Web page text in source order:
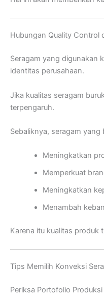
Hubungan Quality Control
Seragam yang digunakan
identitas perusahaan.
Jika kualitas seragam
terpengaruh.
Sebaliknya, seragam yang
Meningkatkan
Memperkuat
Meningkatkan
Menambah
Karena itu kualitas produk
Tips Memilih Konveksi
Periksa Portofolio Produksi